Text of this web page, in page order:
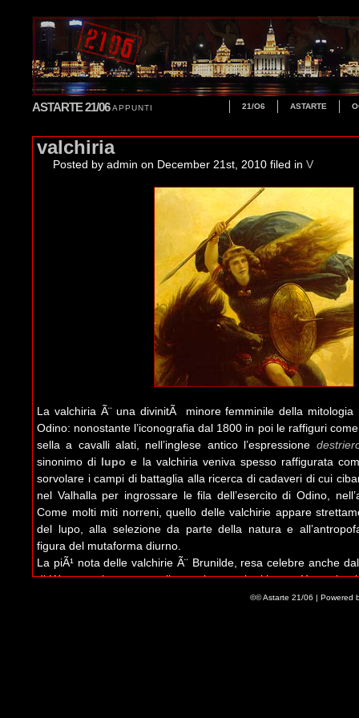
ASTARTE 21/06 APPUNTI 21/O6 ASTARTE
valchiria
Posted by admin on December 21st, 2010 filed in V
La valchiria Ã¨ una divinitÃ minore femminile della
Odino: nonostante l’iconografia dal 1800 in poi le raffiguri
sella a cavalli alati, nell’inglese antico l’espressione
sinonimo di
lupo e la valchiria veniva spesso raffigurata
sorvolare i campi di battaglia alla ricerca di cadaveri di cui
nel Valhalla per ingrossare le fila dell’esercito di Odino,
Come molti miti norreni, quello delle valchirie appare
del lupo, alla selezione da parte della natura e
figura del mutaforma diurno.
La piÃ¹ nota delle valchirie Ã¨ Brunilde, resa celebre anche
di Wagner: altre sue sorelle nominate nei miti sonoHnos, la
del cacciatore di draghi Sigurd, Sigdrifa oSigfrida, la
©© Astarte 21/06 | Powered